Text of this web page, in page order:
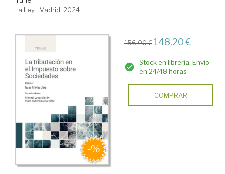
La Ley . Madrid, 2024
156,00 € 148,20 €
Stock en librería. Envío
en 24/48 horas
COMPRAR